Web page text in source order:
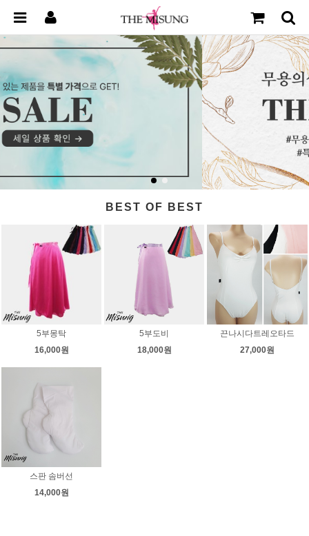
BEST OF BEST
5부몽탁
16,000원
5부도비
18,000원
끈나시다트레오타드
27,000원
스판 솜버선
14,000원